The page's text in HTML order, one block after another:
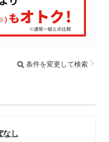
条件を変更して検索
なし